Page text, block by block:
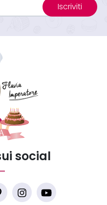
Iscriviti
social